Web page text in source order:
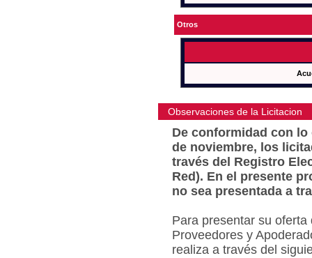
Otros
Observaciones de la Licitacion
De conformidad con lo
de noviembre, los
través del Registro
Red). En el presente
no sea presentada a
Para presentar su
Proveedores y
realiza a través del